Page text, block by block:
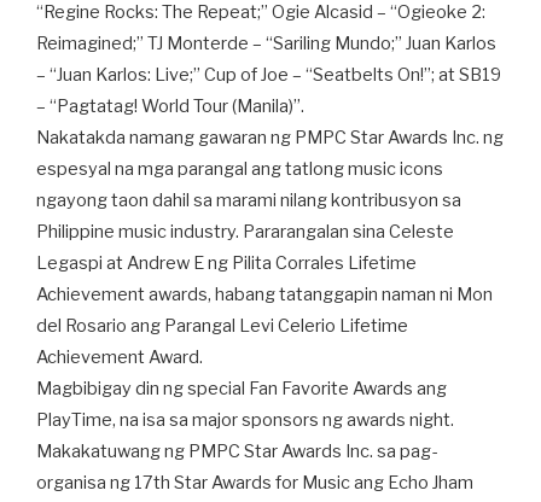
“Regine Rocks: The Repeat;” Ogie Alcasid – “Ogieoke 2:
Reimagined;” TJ Monterde – “Sariling Mundo;” Juan Karlos
– “Juan Karlos: Live;” Cup of Joe – “Seatbelts On!”; at SB19
– “Pagtatag! World Tour (Manila)”.
Nakatakda namang gawaran ng PMPC Star Awards Inc. ng
espesyal na mga parangal ang tatlong music icons
ngayong taon dahil sa marami nilang kontribusyon sa
Philippine music industry. Pararangalan sina Celeste
Legaspi at Andrew E ng Pilita Corrales Lifetime
Achievement awards, habang tatanggapin naman ni Mon
del Rosario ang Parangal Levi Celerio Lifetime
Achievement Award.
Magbibigay din ng special Fan Favorite Awards ang
PlayTime, na isa sa major sponsors ng awards night.
Makakatuwang ng PMPC Star Awards Inc. sa pag-
organisa ng 17th Star Awards for Music ang Echo Jham